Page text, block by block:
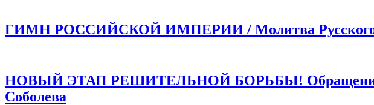
ГИМН РОССИЙСКОЙ ИМПЕРИИ / Молитва Русского
НОВЫЙ ЭТАП РЕШИТЕЛЬНОЙ БОРЬБЫ! Обращение
Соболева